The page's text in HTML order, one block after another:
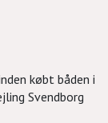
købt båden i
Svendborg